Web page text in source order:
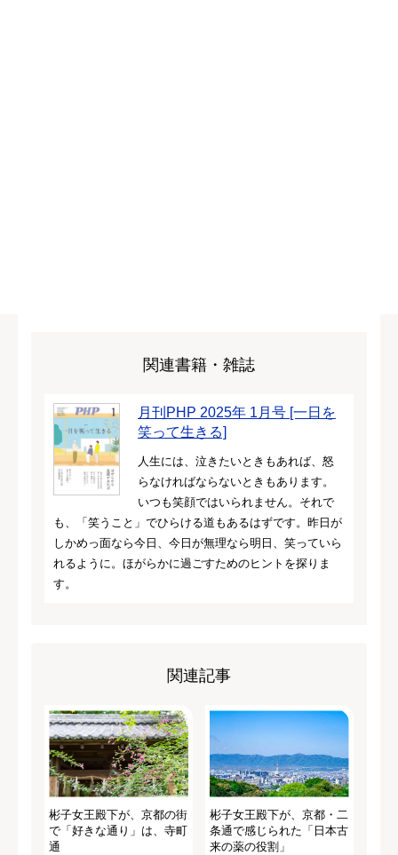
関連書籍・雑誌
月刊PHP 2025年 1月号 [一日を
笑って生きる]
人生には、泣きたいときもあれば、怒
らなければならないときもあります。
いつも笑顔ではいられません。それで
も、「笑うこと」でひらける道もあるはずです。昨日が
しかめっ面なら今日、今日が無理なら明日、笑っていら
れるように。ほがらかに過ごすためのヒントを探りま
す。
関連記事
彬子女王殿下が、京都の街
で「好きな通り」は、寺町
通
彬子女王殿下が、京都・二
条通で感じられた「日本古
来の薬の役割」